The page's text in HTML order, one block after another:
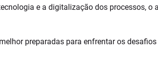
e a digitalização dos processos,
preparadas para enfrentar os